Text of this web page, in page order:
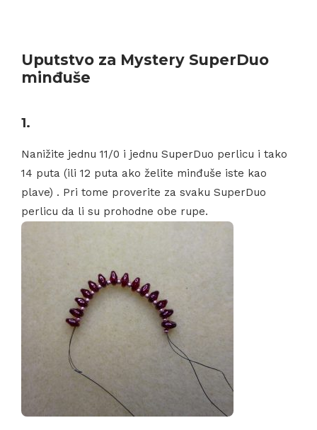
Uputstvo za Mystery SuperDuo
minđuše
1.
Nanižite jednu 11/0 i jednu SuperDuo perlicu i tako
14 puta (ili 12 puta ako želite minđuše iste kao
plave) . Pri tome proverite za svaku SuperDuo
perlicu da li su prohodne obe rupe.